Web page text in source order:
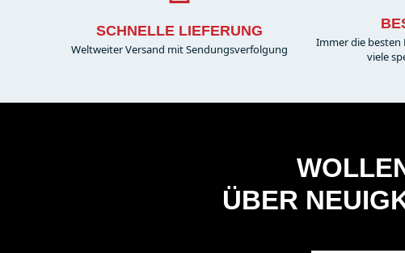
SCHNELLE LIEFERUNG
Weltweiter Versand mit Sendungsverfolgung
Immer die besten
viele
ÜBER